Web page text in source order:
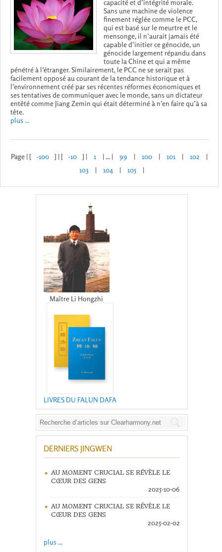
capacité et d’intégrité morale.
Sans une machine de violence
finement réglée comme le PCC,
qui est basé sur le meurtre et le
mensonge, il n’aurait jamais été
capable d’initier ce génocide, un
génocide largement répandu dans
toute la Chine et qui a même
pénétré à l’étranger. Similairement, le PCC ne se serait pas
facilement opposé au courant de la tendance historique et à
l’environnement créé par ses récentes réformes économiques et
ses tentatives de communiquer avec le monde, sans un dictateur
entêté comme Jiang Zemin qui était déterminé à n’en faire qu’à sa
tête.
plus ...
Page | [ -100 ] | [ -10 ] | 1 | ... | 99 | 100 | 101 | 102
|
103
| 104 | 105 |
Maître Li Hongzhi
LIVRES DU FALUN DAFA
DERNIERS JINGWEN
AU MOMENT CRUCIAL SE RÉVÈLE LE
CŒUR DES GENS
2025-10-06
AU MOMENT CRUCIAL SE RÉVÈLE LE
CŒUR DES GENS
2025-02-02
plus ...